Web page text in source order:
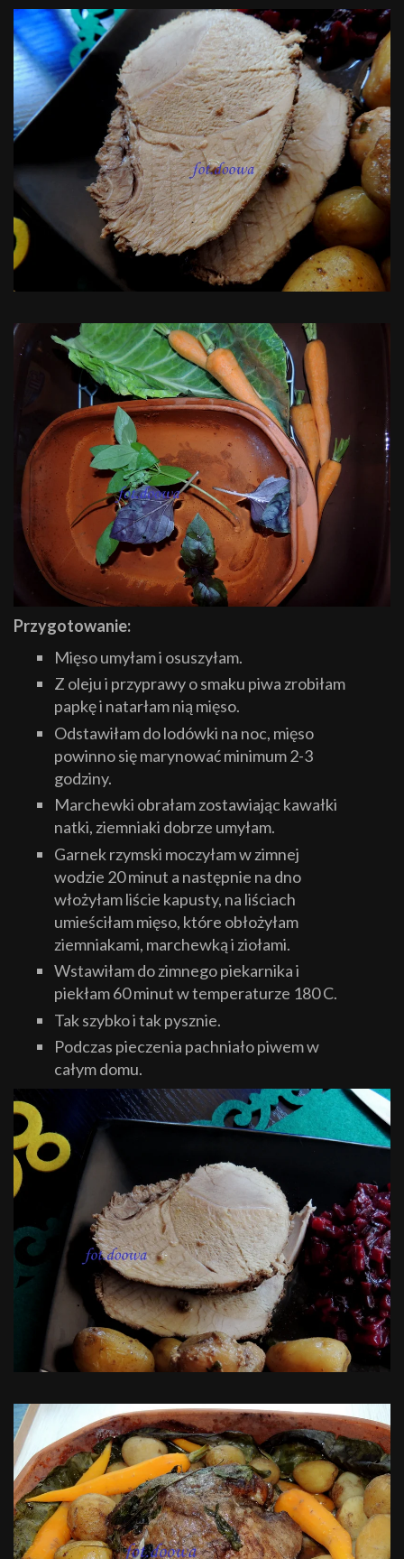
Przygotowanie:
Mięso umyłam i osuszyłam.
Z oleju i przyprawy o smaku piwa zrobiłam
papkę i natarłam nią mięso.
Odstawiłam do lodówki na noc, mięso
powinno się marynować minimum 2-3
godziny.
Marchewki obrałam zostawiając kawałki
natki, ziemniaki dobrze umyłam.
Garnek rzymski moczyłam w zimnej
wodzie 20 minut a następnie na dno
włożyłam liście kapusty, na liściach
umieściłam mięso, które obłożyłam
ziemniakami, marchewką i ziołami.
Wstawiłam do zimnego piekarnika i
piekłam 60 minut w temperaturze 180 C.
Tak szybko i tak pysznie.
Podczas pieczenia pachniało piwem w
całym domu.